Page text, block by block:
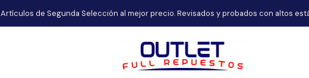
Artículos de Segunda Selección al mejor precio. Revisados y probados con altos
Inicio Carrocería Mascara Frontal Jac Js2 2020-2023
|
Mascara